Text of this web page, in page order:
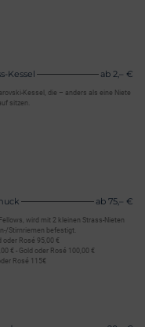
Kessel ab 2,– €
Kessel, die – anders als eine Niete
sitzen.
ab 75,– €
wird mit 2 kleinen Strass-Nieten
Stirnriemen befestigt.
oder Rosé 95,00 €
€ - Gold oder Rosé 100,00 €
Rosé 115€